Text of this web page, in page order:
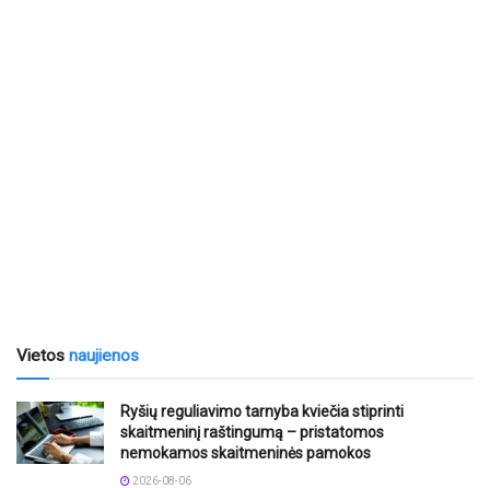
Vietos naujienos
Ryšių reguliavimo tarnyba kviečia stiprinti
skaitmeninį raštingumą – pristatomos
nemokamos skaitmeninės pamokos
2026-08-06